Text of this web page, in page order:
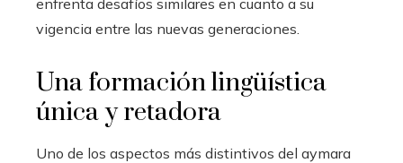
enfrenta desafíos similares en cuanto a su
vigencia entre las nuevas generaciones.
Una formación lingüística
única y retadora
Uno de los aspectos más distintivos del aymara